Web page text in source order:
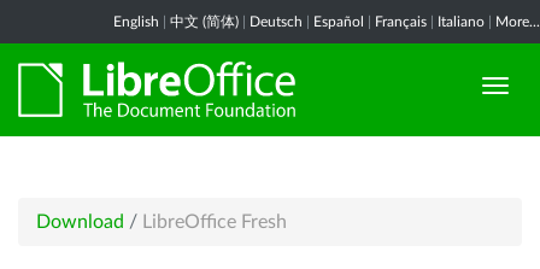
English 中文 (简体) Deutsch Español Français Italiano More...
Download / LibreOffice Fresh